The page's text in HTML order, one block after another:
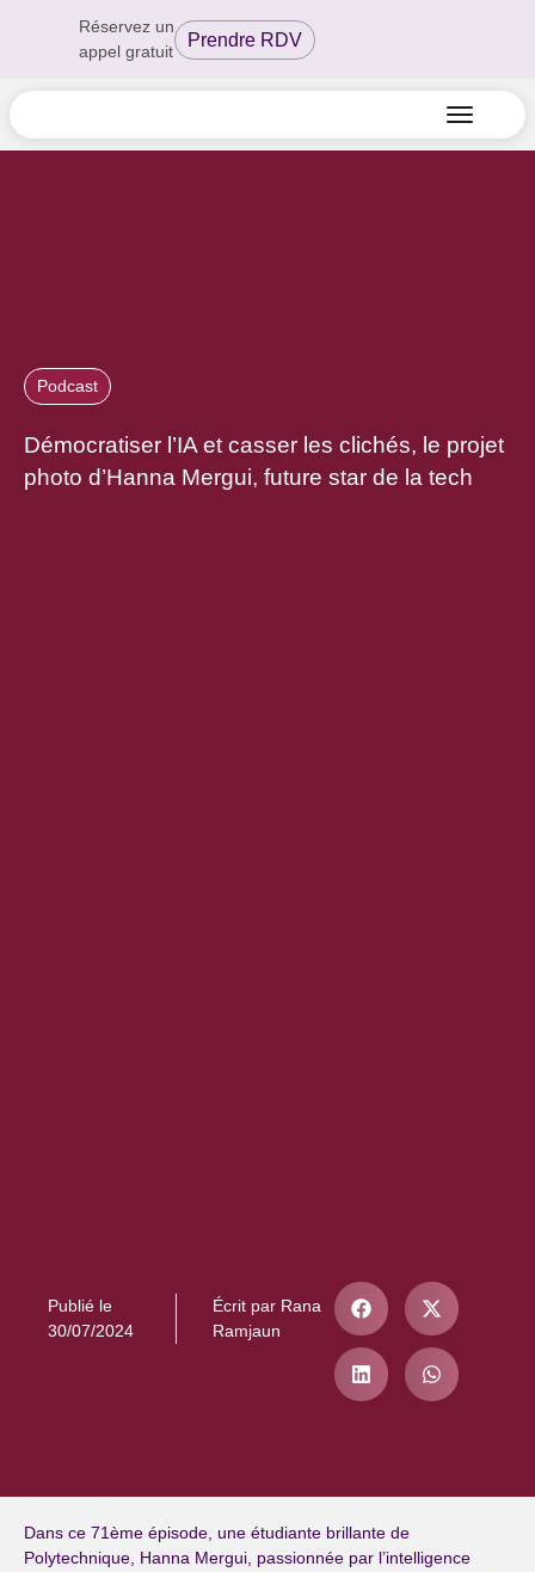
Réservez un
appel gratuit
Prendre RDV
Podcast
Démocratiser l’IA et casser les clichés, le projet
photo d’Hanna Mergui, future star de la tech
Publié le
30/07/2024
Écrit parRana
Ramjaun
Dans ce 71ème épisode, une étudiante brillante de
Polytechnique, Hanna Mergui, passionnée par l’intelligence